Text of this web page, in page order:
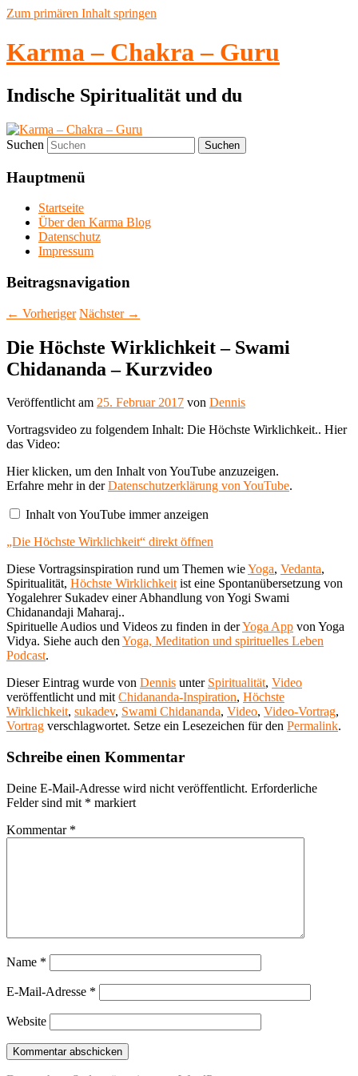
Zum primären Inhalt springen
Karma – Chakra – Guru
Indische Spiritualität und du
Suchen
Hauptmenü
Startseite
Über den Karma Blog
Datenschutz
Impressum
Beitragsnavigation
← Vorheriger Nächster →
Die Höchste Wirklichkeit – Swami
Chidananda – Kurzvideo
Veröffentlicht am 25. Februar 2017 von Dennis
Vortragsvideo zu folgendem Inhalt: Die Höchste Wirklichkeit.. Hier
das Video:
„Die
Höchste
Wirklichkeit“
von
YouTube
Hier klicken, um den Inhalt von YouTube anzuzeigen.
Erfahre mehr in derDatenschutzerklärung von YouTube.
Inhalt von YouTube immer anzeigen
„Die Höchste Wirklichkeit“ direkt öffnen
Diese Vortragsinspiration rund um Themen wieYoga, Vedanta,
Spiritualität, Höchste Wirklichkeitist eine Spontanübersetzung von
Yogalehrer Sukadev einer Abhandlung von Yogi Swami
Chidanandaji Maharaj..
Spirituelle Audios und Videos zu finden in derYoga App von Yoga
Vidya. Siehe auch denYoga, Meditation und spirituelles Leben
Podcast.
Dieser Eintrag wurde von Dennis unter Spiritualität, Video
veröffentlicht und mitChidananda-Inspiration, Höchste
Wirklichkeit, sukadev, Swami Chidananda, Video, Video-Vortrag,
Vortrag verschlagwortet. Setze ein Lesezeichen für den Permalink.
Schreibe einen Kommentar
Deine E-Mail-Adresse wird nicht veröffentlicht. Erforderliche
Felder sind mit * markiert
Kommentar *
Name *
E-Mail-Adresse *
Website